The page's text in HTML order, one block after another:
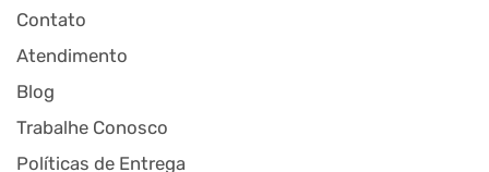
Contato
Atendimento
Blog
Trabalhe Conosco
Políticas de Entrega